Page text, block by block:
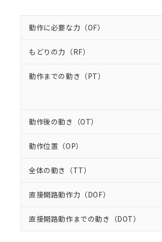
動作に必要な力（OF）
もどりの力（RF）
動作までの動き（PT）
動作後の動き（OT）
動作位置（OP）
全体の動き（TT）
直接開路動作力（DOF）
直接開路動作までの動き（DOT）